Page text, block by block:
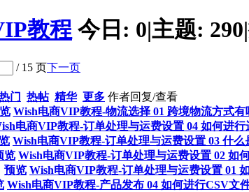
教程 今日: 0|主题: 290|
/ 15 页下一页
门 热帖 精华 更多 作者回复/查看
Wish电商VIP教程-物流选择 01 跨境物流方式有
电商VIP教程-订单处理与运费设置 04 如何进行
Wish电商VIP教程-订单处理与运费设置 03 什么
览 Wish电商VIP教程-订单处理与运费设置 02 如
预览 Wish电商VIP教程-订单处理与运费设置 01
Wish电商VIP教程-产品发布 04 如何进行CSV文